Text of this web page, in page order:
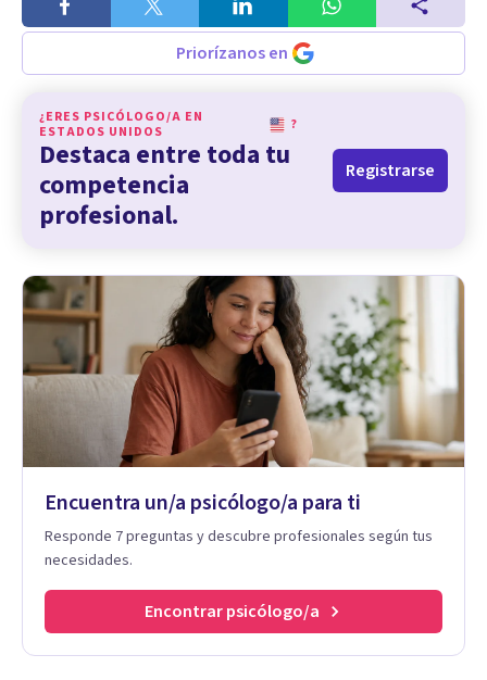
Priorízanos en
¿ERES PSICÓLOGO/A EN
ESTADOS UNIDOS
?
Destaca entre toda tu
competencia
profesional.
Registrarse
Encuentra un/a psicólogo/a para ti
Responde 7 preguntas y descubre profesionales según tus
necesidades.
Encontrar psicólogo/a